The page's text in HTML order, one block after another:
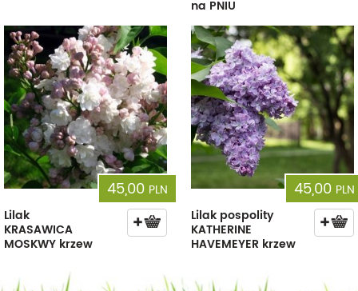
na PNIU
45,00 PLN
Lilak
KRASAWICA
MOSKWY krzew
45,00 PLN
Lilak pospolity
KATHERINE
HAVEMEYER krzew